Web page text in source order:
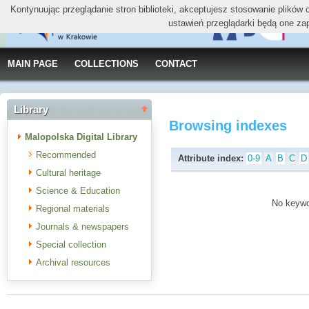
MAIN PAGE COLLECTIONS CONTACT
Library
Malopolska Digital Library
Recommended
Cultural heritage
Science & Education
Regional materials
Journals & newspapers
Special collection
Archival resources
Browsing indexes
Attribute index: 0-9 A B C D
No
Kontynuując przeglądanie stron biblioteki, akceptujesz stosowanie
ustawień przeglądarki będą one